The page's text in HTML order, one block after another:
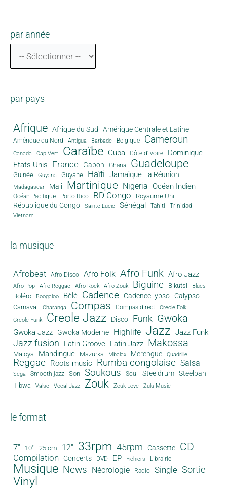
par année
par pays
Afrique Afrique du Sud Amérique Centrale et Latine
Amérique du Nord Antigua Barbade Belgique Cameroun
Canada Cap Vert Caraïbe Cuba Côte d'Ivoire
Dominique
Etats-Unis
France Gabon Ghana Guadeloupe
Guinée Guyana Guyane Haïti Jamaïque la Réunion
Madagascar Mali Martinique Nigeria Océan Indien
Océan Pacifique Porto Rico RD Congo Royaume Uni
République du Congo Sainte Lucie Sénégal Tahiti Trinidad
Vietnam
la musique
Afrobeat Afro Disco Afro Folk Afro Funk Afro Jazz
Afro Pop Afro Reggae Afro Rock Afro Zouk Biguine Bikutsi Blues
Boléro Boogaloo Bèlè Cadence Cadence-lypso Calypso
Carnaval Charanga Compas Compas direct
Creole Folk
Creole Funk
Creole Jazz Disco Funk Gwoka
Gwoka Jazz Gwoka Moderne Highlife Jazz Jazz Funk
Jazz fusion Latin Groove Latin Jazz Makossa
Maloya Mandingue Mazurka Mbalax Merengue Quadrille
Reggae Roots music Rumba congolaise Salsa
Sega Smooth jazz Son Soukous Soul Steeldrum Steelpan
Tibwa Valse Vocal Jazz Zouk Zouk Love Zulu Music
le format
7" 10" - 25 cm 12" 33rpm 45rpm Cassette CD
Compilation Concerts DVD EP Fichiers Librairie
Musique News Nécrologie Radio Single Sortie
Vinyl